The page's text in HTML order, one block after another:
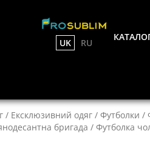
UK RU
/ Ексклюзивний одяг / Футболки /
бригада / Футболка